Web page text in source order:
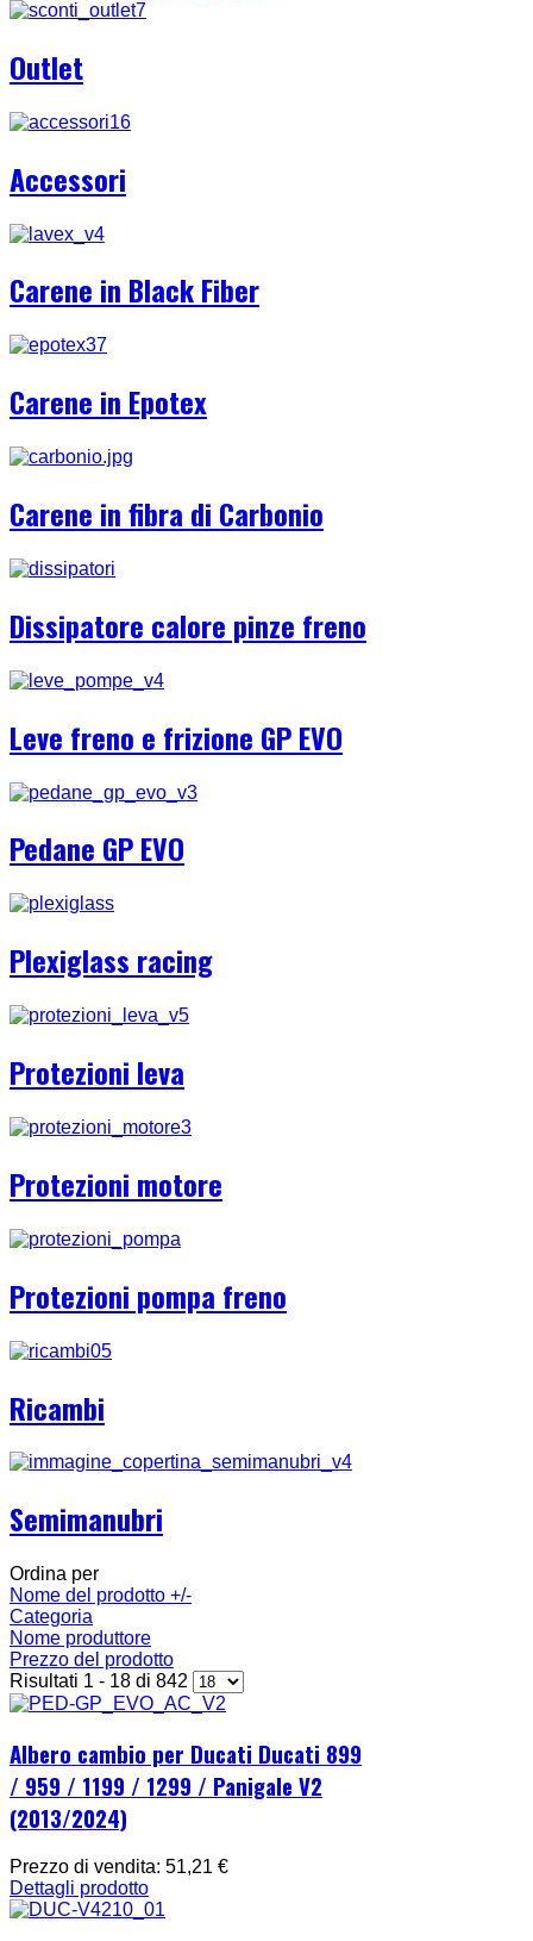
Outlet
Accessori
Carene in Black Fiber
Carene in Epotex
Carene in fibra di Carbonio
Dissipatore calore pinze freno
Leve freno e frizione GP EVO
Pedane GP EVO
Plexiglass racing
Protezioni leva
Protezioni motore
Protezioni pompa freno
Ricambi
Semimanubri
Ordina per
Nome del prodotto +/-
Categoria
Nome produttore
Prezzo del prodotto
Risultati 1 - 18 di 842
Albero cambio per Ducati Ducati 899
/ 959 / 1199 / 1299 / Panigale V2
(2013/2024)
Prezzo di vendita: 51,21 €
Dettagli prodotto